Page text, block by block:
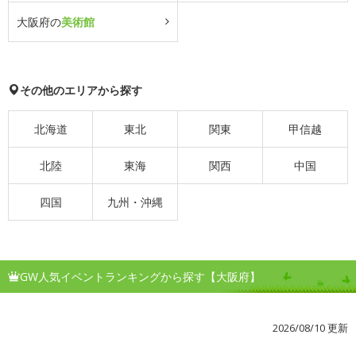
大阪府の美術館
その他のエリアから探す
北海道 東北 関東 甲信越
北陸 東海 関西 中国
四国 九州・沖縄
GW人気イベントランキングから探す【大阪府】
2026/08/10 更新